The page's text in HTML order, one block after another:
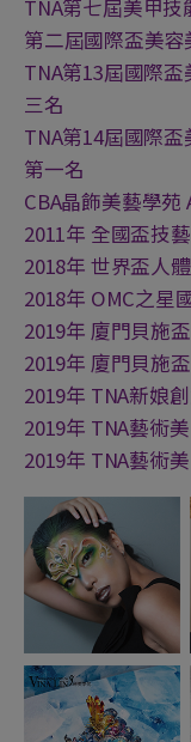
TNA第七屆美甲
第二屆國際盃美
TNA第13屆國際
三名
TNA第14屆國際
第一名
CBA晶飾美藝學苑
2011年 全國盃技
2018年 世界盃人
2018年 OMC之星
2019年 廈門貝施
2019年 廈門貝施
2019年 TNA新娘
2019年 TNA藝術
2019年 TNA藝術